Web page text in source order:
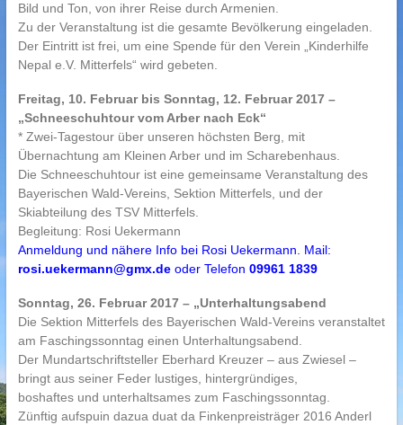
Bild und Ton, von ihrer Reise durch Armenien.
Zu der Veranstaltung ist die gesamte Bevölkerung eingeladen.
Der Eintritt ist frei, um eine Spende für den Verein „Kinderhilfe
Nepal e.V. Mitterfels“ wird gebeten.
Freitag, 10. Februar bis Sonntag, 12. Februar 2017 –
„Schneeschuhtour vom Arber nach Eck“
* Zwei-Tagestour über unseren höchsten Berg, mit
Übernachtung am Kleinen Arber und im Scharebenhaus.
Die Schneeschuhtour ist eine gemeinsame Veranstaltung des
Bayerischen Wald-Vereins, Sektion Mitterfels, und der
Skiabteilung des TSV Mitterfels.
Begleitung: Rosi Uekermann
Anmeldung und nähere Info bei Rosi Uekermann. Mail:
rosi.uekermann@gmx.de oder Telefon 09961 1839
Sonntag, 26. Februar 2017 – „Unterhaltungsabend
Die Sektion Mitterfels des Bayerischen Wald-Vereins veranstaltet
am Faschingssonntag einen Unterhaltungsabend.
Der Mundartschriftsteller Eberhard Kreuzer – aus Zwiesel –
bringt aus seiner Feder lustiges, hintergründiges,
boshaftes und unterhaltsames zum Faschingssonntag.
Zünftig aufspuin dazua duat da Finkenpreisträger 2016 Anderl